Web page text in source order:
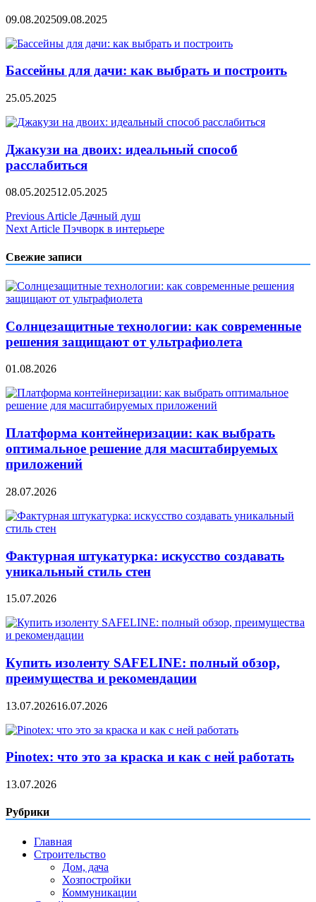
09.08.202509.08.2025
Бассейны для дачи: как выбрать и построить
25.05.2025
Джакузи на двоих: идеальный способ
расслабиться
08.05.202512.05.2025
Навигация
по
записям
Previous Article Дачный душ
Next Article Пэчворк в интерьере
Свежие записи
Солнцезащитные технологии: как современные
решения защищают от ультрафиолета
01.08.2026
Платформа контейнеризации: как выбрать
оптимальное решение для масштабируемых
приложений
28.07.2026
Фактурная штукатурка: искусство создавать
уникальный стиль стен
15.07.2026
Купить изоленту SAFELINE: полный обзор,
преимущества и рекомендации
13.07.202616.07.2026
Pinotex: что это за краска и как с ней работать
13.07.2026
Рубрики
Главная
Строительство
Дом, дача
Хозпостройки
Коммуникации